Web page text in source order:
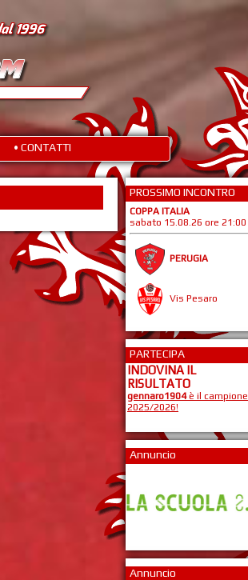
• CONTATTI
PROSSIMO INCONTRO
COPPA ITALIA
sabato 15.08.26 ore 21:00
PERUGIA
Vis Pesaro
PARTECIPA
INDOVINA IL
RISULTATO
gennaro1904è il campione
2025/2026!
Annuncio
Annuncio